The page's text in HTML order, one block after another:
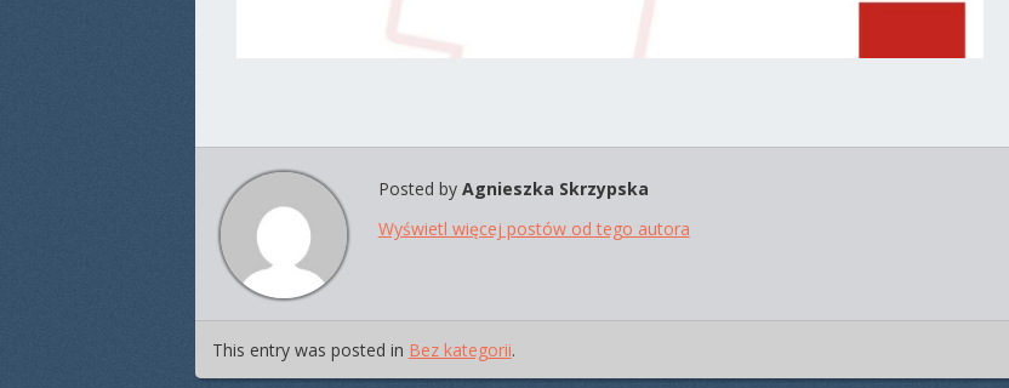
Posted by Agnieszka Skrzypska
Wyświetl więcej postów od tego autora
This entry was posted in Bez kategorii.